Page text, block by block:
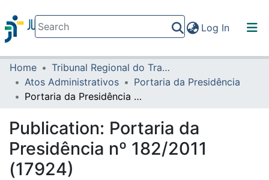
Log In(current)
Communities & Collections
All of DSpace
Home
Tribunal Regional do Trabalho da 16ª Região
Atos Administrativos
Portaria da Presidência
Portaria da Presidência nº 182/2011 (17924)
Publication: Portaria da
Presidência nº 182/2011
(17924)